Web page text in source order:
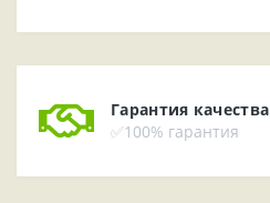
Гарантия качества
✅100% гарантия